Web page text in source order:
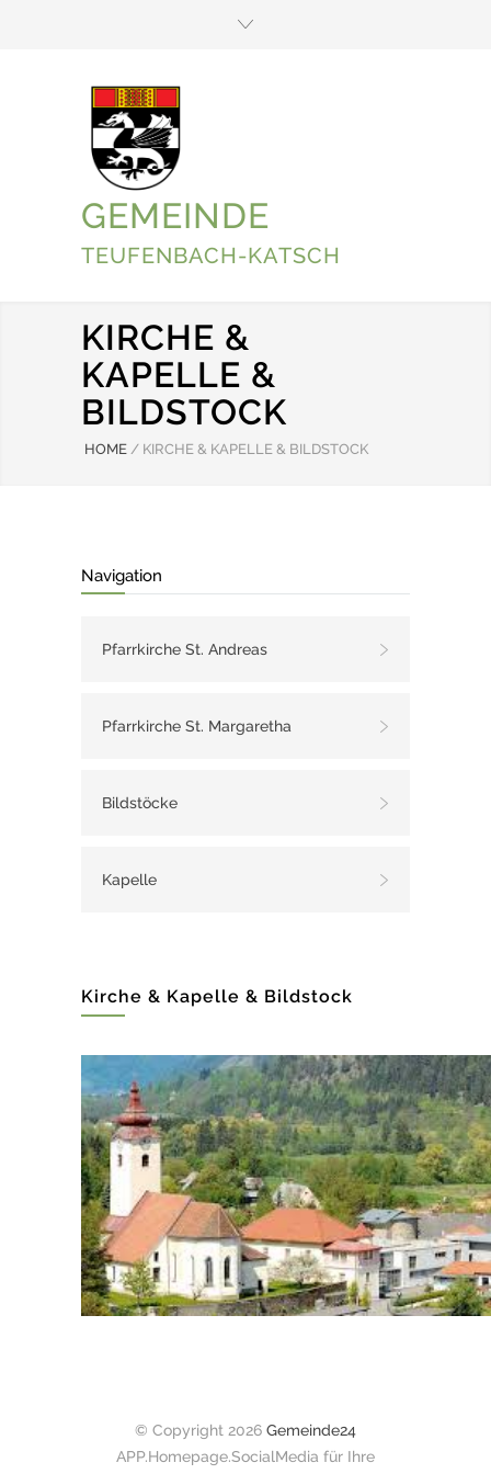
GEMEINDE
TEUFENBACH-KATSCH
KIRCHE &
KAPELLE &
BILDSTOCK
HOME / KIRCHE & KAPELLE & BILDSTOCK
Navigation
Pfarrkirche St. Andreas
Pfarrkirche St. Margaretha
Bildstöcke
Kapelle
Kirche & Kapelle & Bildstock
© Copyright 2026 Gemeinde24
APP.Homepage.SocialMedia für Ihre